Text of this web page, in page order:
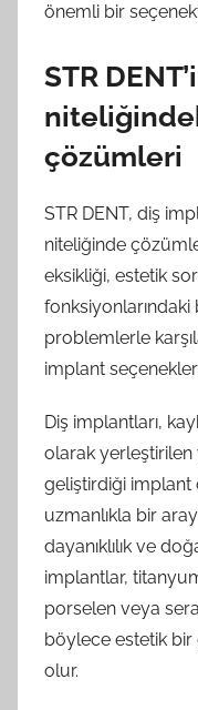
önemli bir
STR
çözümleri
STR DENT, diş
niteliğinde
eksikliği, estetik
problemlerle
implant
Diş implantları,
olarak yerleştirilen
geliştirdiği implant
uzmanlıkla bir
dayanıklılık ve
implantlar,
porselen veya
böylece estetik
olur.